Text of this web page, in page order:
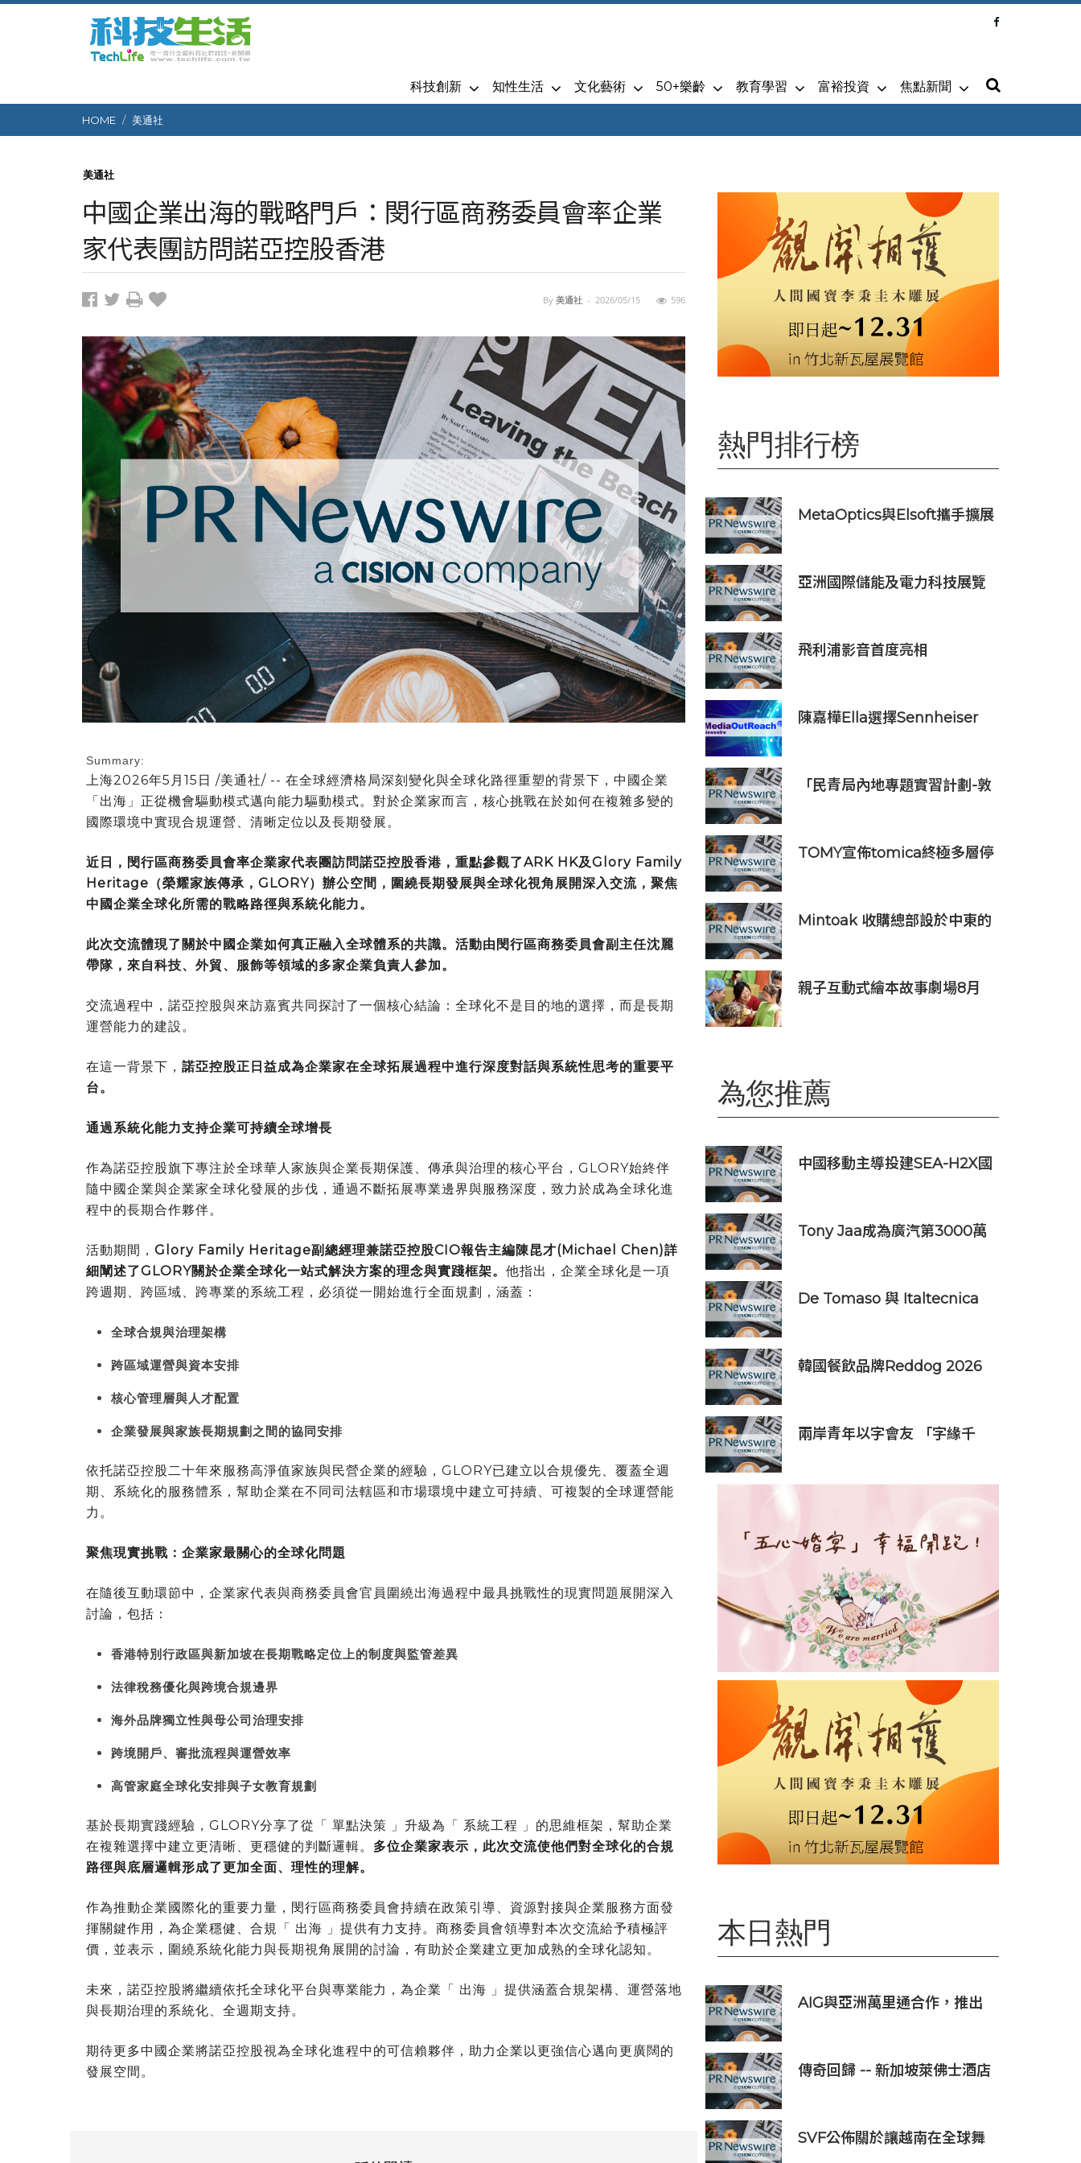
科技創新 知性生活 文化藝術 50+樂齡 教育學習 富裕投資 焦點新聞
HOME 美通社
美通社
中國企業出海的戰略門戶：閔行區商務委員會率企業
家代表團訪問諾亞控股香港
By 美通社 - 2026/05/15 596
Summary:
上海2026年5月15日 /美通社/ -- 在全球經濟格局深刻變化與全球化路徑重塑的背景下，中國企業
「出海」正從機會驅動模式邁向能力驅動模式。對於企業家而言，核心挑戰在於如何在複雜多變的
國際環境中實現合規運營、清晰定位以及長期發展。
近日，閔行區商務委員會率企業家代表團訪問諾亞控股香港，重點參觀了ARK HK及Glory Family
Heritage（榮耀家族傳承，GLORY）辦公空間，圍繞長期發展與全球化視角展開深入交流，聚焦
中國企業全球化所需的戰略路徑與系統化能力。
此次交流體現了關於中國企業如何真正融入全球體系的共識。活動由閔行區商務委員會副主任沈麗
帶隊，來自科技、外貿、服飾等領域的多家企業負責人參加。
交流過程中，諾亞控股與來訪嘉賓共同探討了一個核心結論：全球化不是目的地的選擇，而是長期
運營能力的建設。
在這一背景下， 諾亞控股正日益成為企業家在全球拓展過程中進行深度對話與系統性思考的重要平
台。
通過系統化能力支持企業可持續全球增長
作為諾亞控股旗下專注於全球華人家族與企業長期保護、傳承與治理的核心平台，GLORY始終伴
隨中國企業與企業家全球化發展的步伐，通過不斷拓展專業邊界與服務深度，致力於成為全球化進
程中的長期合作夥伴。
活動期間， Glory Family Heritage副總經理兼諾亞控股CIO報告主編陳昆才(Michael Chen)詳
細闡述了GLORY關於企業全球化一站式解決方案的理念與實踐框架。 他指出，企業全球化是一項
跨週期、跨區域、跨專業的系統工程，必須從一開始進行全面規劃，涵蓋：
全球合規與治理架構
跨區域運營與資本安排
核心管理層與人才配置
企業發展與家族長期規劃之間的協同安排
依托諾亞控股二十年來服務高淨值家族與民營企業的經驗，GLORY已建立以合規優先、覆蓋全週
期、系統化的服務體系，幫助企業在不同司法轄區和市場環境中建立可持續、可複製的全球運營能
力。
聚焦現實挑戰：企業家最關心的全球化問題
在隨後互動環節中，企業家代表與商務委員會官員圍繞出海過程中最具挑戰性的現實問題展開深入
討論，包括：
香港特別行政區與新加坡在長期戰略定位上的制度與監管差異
法律稅務優化與跨境合規邊界
海外品牌獨立性與母公司治理安排
跨境開戶、審批流程與運營效率
高管家庭全球化安排與子女教育規劃
基於長期實踐經驗，GLORY分享了從「 單點決策 」升級為「 系統工程 」的思維框架，幫助企業
在複雜選擇中建立更清晰、更穩健的判斷邏輯。 多位企業家表示，此次交流使他們對全球化的合規
路徑與底層邏輯形成了更加全面、理性的理解。
作為推動企業國際化的重要力量，閔行區商務委員會持續在政策引導、資源對接與企業服務方面發
揮關鍵作用，為企業穩健、合規「 出海 」提供有力支持。商務委員會領導對本次交流給予積極評
價，並表示，圍繞系統化能力與長期視角展開的討論，有助於企業建立更加成熟的全球化認知。
未來，諾亞控股將繼續依托全球化平台與專業能力，為企業「 出海 」提供涵蓋合規架構、運營落地
與長期治理的系統化、全週期支持。
期待更多中國企業將諾亞控股視為全球化進程中的可信賴夥伴，助力企業以更強信心邁向更廣闊的
發展空間。
熱門排行榜
MetaOptics與Elsoft攜手擴展
亞洲國際儲能及電力科技展覽
飛利浦影音首度亮相
陳嘉樺Ella選擇Sennheiser
「民青局內地專題實習計劃-敦
TOMY宣佈tomica終極多層停
群定於10月上線
Mintoak 收購總部設於中東的
親子互動式繪本故事劇場8月
為您推薦
中國移動主導投建SEA-H2X國
Tony Jaa成為廣汽第3000萬
De Tomaso 與 Italtecnica
韓國餐飲品牌Reddog 2026
兩岸青年以字會友 「字緣千
本日熱門
AIG與亞洲萬里通合作，推出
傳奇回歸 -- 新加坡萊佛士酒店
SVF公佈關於讓越南在全球舞